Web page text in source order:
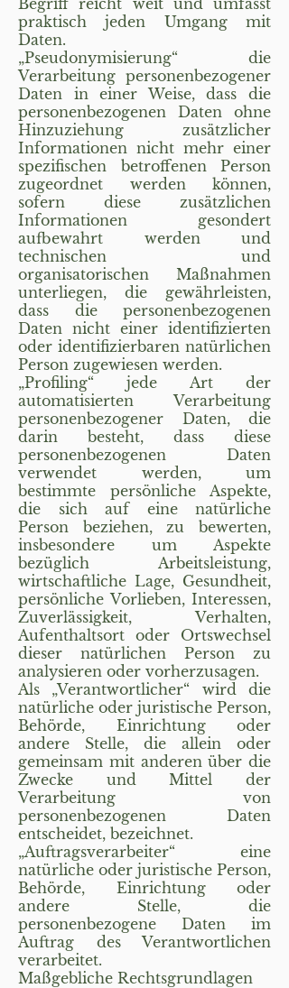
Begriff reicht weit und umfasst
praktisch jeden Umgang mit
Daten.
„Pseudonymisierung“ die
Verarbeitung personenbezogener
Daten in einer Weise, dass die
personenbezogenen Daten ohne
Hinzuziehung zusätzlicher
Informationen nicht mehr einer
spezifischen betroffenen Person
zugeordnet werden können,
sofern diese zusätzlichen
Informationen gesondert
aufbewahrt werden und
technischen und
organisatorischen Maßnahmen
unterliegen, die gewährleisten,
dass die personenbezogenen
Daten nicht einer identifizierten
oder identifizierbaren natürlichen
Person zugewiesen werden.
„Profiling“ jede Art der
automatisierten Verarbeitung
personenbezogener Daten, die
darin besteht, dass diese
personenbezogenen Daten
verwendet werden, um
bestimmte persönliche Aspekte,
die sich auf eine natürliche
Person beziehen, zu bewerten,
insbesondere um Aspekte
bezüglich Arbeitsleistung,
wirtschaftliche Lage, Gesundheit,
persönliche Vorlieben, Interessen,
Zuverlässigkeit, Verhalten,
Aufenthaltsort oder Ortswechsel
dieser natürlichen Person zu
analysieren oder vorherzusagen.
Als „Verantwortlicher“ wird die
natürliche oder juristische Person,
Behörde, Einrichtung oder
andere Stelle, die allein oder
gemeinsam mit anderen über die
Zwecke und Mittel der
Verarbeitung von
personenbezogenen Daten
entscheidet, bezeichnet.
„Auftragsverarbeiter“ eine
natürliche oder juristische Person,
Behörde, Einrichtung oder
andere Stelle, die
personenbezogene Daten im
Auftrag des Verantwortlichen
verarbeitet.
Maßgebliche Rechtsgrundlagen